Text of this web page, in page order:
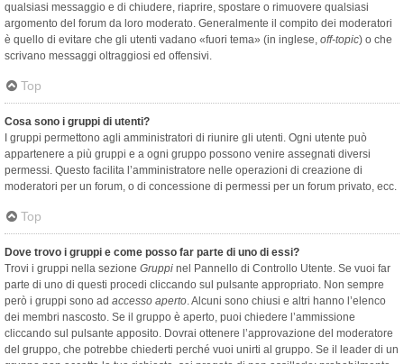
qualsiasi messaggio e di chiudere, riaprire, spostare o rimuovere qualsiasi
argomento del forum da loro moderato. Generalmente il compito dei moderatori
è quello di evitare che gli utenti vadano «fuori tema» (in inglese, off-topic) o che
scrivano messaggi oltraggiosi ed offensivi.
Top
Cosa sono i gruppi di utenti?
I gruppi permettono agli amministratori di riunire gli utenti. Ogni utente può
appartenere a più gruppi e a ogni gruppo possono venire assegnati diversi
permessi. Questo facilita l’amministratore nelle operazioni di creazione di
moderatori per un forum, o di concessione di permessi per un forum privato, ecc.
Top
Dove trovo i gruppi e come posso far parte di uno di essi?
Trovi i gruppi nella sezione Gruppi nel Pannello di Controllo Utente. Se vuoi far
parte di uno di questi procedi cliccando sul pulsante appropriato. Non sempre
però i gruppi sono ad accesso aperto. Alcuni sono chiusi e altri hanno l’elenco
dei membri nascosto. Se il gruppo è aperto, puoi chiedere l’ammissione
cliccando sul pulsante apposito. Dovrai ottenere l’approvazione del moderatore
del gruppo, che potrebbe chiederti perché vuoi unirti al gruppo. Se il leader di un